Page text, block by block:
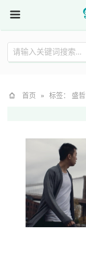
首页 » 标签： 盛哲